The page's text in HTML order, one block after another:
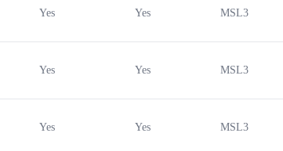
Yes Yes MSL3
Yes Yes MSL3
Yes Yes MSL3